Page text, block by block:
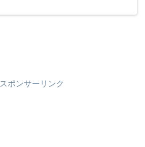
スポンサーリンク